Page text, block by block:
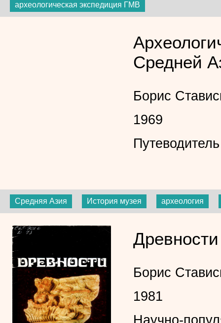
археологическая экспедиция ГМВ
Средней
Борис
1969
Путеводитель
Средняя Азия История музея археология
Борис
1981
Научно-